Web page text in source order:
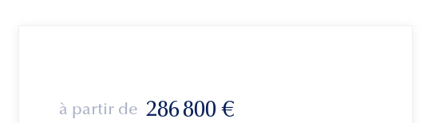
à partir de 286 800 €